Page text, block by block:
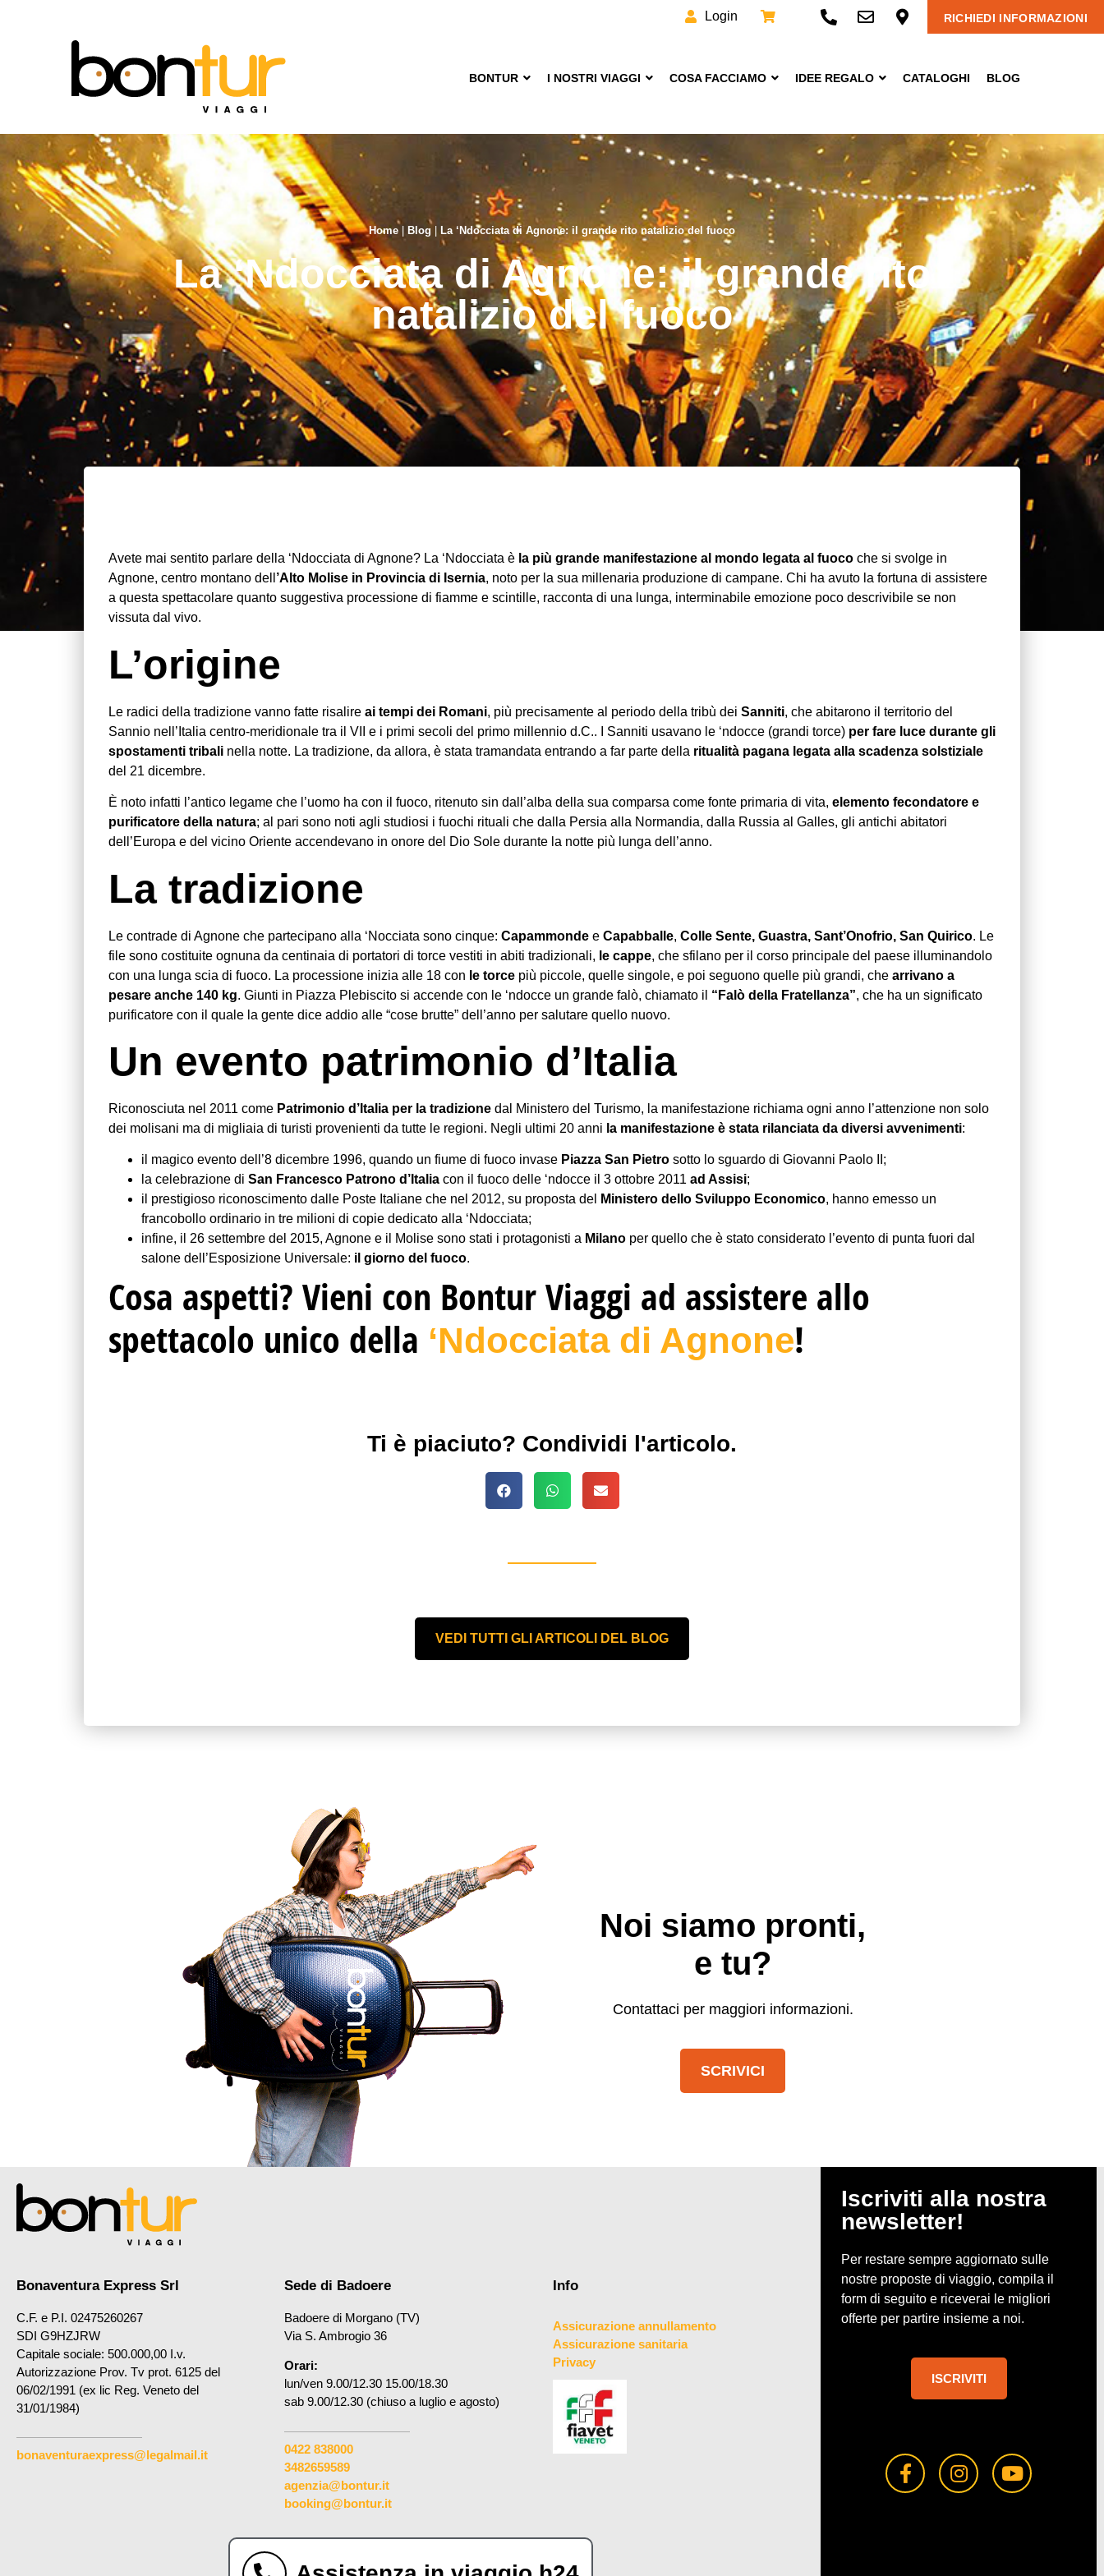
Login RICHIEDI INFORMAZIONI
BONTUR I NOSTRI VIAGGI COSA FACCIAMO IDEE REGALO CATALOGHI BLOG
Home Blog La ‘Ndocciata di Agnone: il grande rito natalizio del fuoco
La ‘Ndocciata di Agnone: il grande rito
natalizio del fuoco
Avete mai sentito parlare della ‘Ndocciata di Agnone? La ‘Ndocciata è la più grande manifestazione al mondo legata al fuoco che si svolge in
Agnone, centro montano dell ’Alto Molise in Provincia di Isernia, noto per la sua millenaria produzione di campane. Chi ha avuto la fortuna di assistere
a questa spettacolare quanto suggestiva processione di fiamme e scintille, racconta di una lunga, interminabile emozione poco descrivibile se non
vissuta dal vivo.
L’origine
Le radici della tradizione vanno fatte risalire ai tempi dei Romani, più precisamente al periodo della tribù dei Sanniti, che abitarono il territorio del
Sannio nell’Italia centro-meridionale tra il VII e i primi secoli del primo millennio d.C.. I Sanniti usavano le ‘ndocce (grandi torce) per fare luce durante gli
spostamenti tribali nella notte. La tradizione, da allora, è stata tramandata entrando a far parte della ritualità pagana legata alla scadenza solstiziale
del 21 dicembre.
È noto infatti l’antico legame che l’uomo ha con il fuoco, ritenuto sin dall’alba della sua comparsa come fonte primaria di vita, elemento fecondatore e
purificatore della natura; al pari sono noti agli studiosi i fuochi rituali che dalla Persia alla Normandia, dalla Russia al Galles, gli antichi abitatori
dell’Europa e del vicino Oriente accendevano in onore del Dio Sole durante la notte più lunga dell’anno.
La tradizione
Le contrade di Agnone che partecipano alla ‘Nocciata sono cinque: Capammonde e Capabballe, Colle Sente, Guastra, Sant’Onofrio, San Quirico. Le
file sono costituite ognuna da centinaia di portatori di torce vestiti in abiti tradizionali, le cappe, che sfilano per il corso principale del paese illuminandolo
con una lunga scia di fuoco. La processione inizia alle 18 con le torce più piccole, quelle singole, e poi seguono quelle più grandi, che arrivano a
pesare anche 140 kg. Giunti in Piazza Plebiscito si accende con le ‘ndocce un grande falò, chiamato il “Falò della Fratellanza”, che ha un significato
purificatore con il quale la gente dice addio alle “cose brutte” dell’anno per salutare quello nuovo.
Un evento patrimonio d’Italia
Riconosciuta nel 2011 come Patrimonio d’Italia per la tradizione dal Ministero del Turismo, la manifestazione richiama ogni anno l’attenzione non solo
dei molisani ma di migliaia di turisti provenienti da tutte le regioni. Negli ultimi 20 anni la manifestazione è stata rilanciata da diversi avvenimenti:
il magico evento dell’8 dicembre 1996, quando un fiume di fuoco invase Piazza San Pietro sotto lo sguardo di Giovanni Paolo II;
la celebrazione di San Francesco Patrono d’Italia con il fuoco delle ‘ndocce il 3 ottobre 2011 ad Assisi;
il prestigioso riconoscimento dalle Poste Italiane che nel 2012, su proposta del
Ministero dello Sviluppo Economico, hanno emesso un
francobollo ordinario in tre milioni di copie dedicato alla ‘Ndocciata;
infine, il 26 settembre del 2015, Agnone e il Molise sono stati i protagonisti a Milano per quello che è stato considerato l’evento di punta fuori dal
salone dell’Esposizione Universale: il giorno del fuoco.
Cosa aspetti? Vieni con Bontur Viaggi ad assistere allo
spettacolo unico della ‘Ndocciata di Agnone!
Ti è piaciuto? Condividi l'articolo.
VEDI TUTTI GLI ARTICOLI DEL BLOG
Noi siamo pronti,
e tu?
Contattaci per maggiori informazioni.
SCRIVICI
Bonaventura Express Srl
C.F. e P.I. 02475260267
SDI G9HZJRW
Capitale sociale: 500.000,00 I.v.
Autorizzazione Prov. Tv prot. 6125 del
06/02/1991 (ex lic Reg. Veneto del
31/01/1984)
bonaventuraexpress@legalmail.it
Sede di Badoere
Badoere di Morgano (TV)
Via S. Ambrogio 36
Orari:
lun/ven 9.00/12.30 15.00/18.30
sab 9.00/12.30 (chiuso a luglio e agosto)
0422 838000
3482659589
agenzia@bontur.it
booking@bontur.it
Info
Assicurazione annullamento
Assicurazione sanitaria
Privacy
Iscriviti alla nostra
newsletter!
Per restare sempre aggiornato sulle
nostre proposte di viaggio, compila il
form di seguito e riceverai le migliori
offerte per partire insieme a noi.
ISCRIVITI